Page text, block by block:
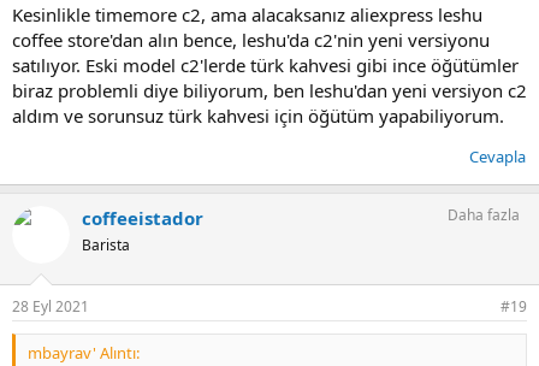
Kesinlikle timemore c2, ama alacaksanız aliexpress leshu
coffee store'dan alın bence, leshu'da c2'nin yeni versiyonu
satılıyor. Eski model c2'lerde türk kahvesi gibi ince öğütümler
biraz problemli diye biliyorum, ben leshu'dan yeni versiyon c2
aldım ve sorunsuz türk kahvesi için öğütüm yapabiliyorum.
Cevapla
coffeeistador
Barista
Daha fazla
28 Eyl 2021 #19
mbayrav' Alıntı: